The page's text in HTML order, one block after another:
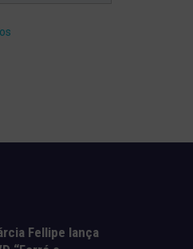
Fellipe lança